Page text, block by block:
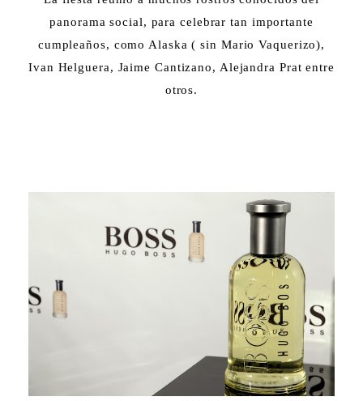
panorama social, para celebrar tan importante
cumpleaños, como Alaska ( sin Mario Vaquerizo),
Ivan Helguera, Jaime Cantizano, Alejandra Prat entre
otros.